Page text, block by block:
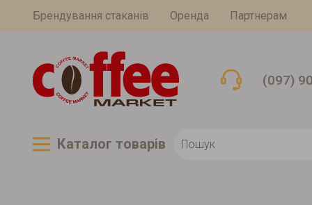
Брендування стаканів Оренда Партнерам
(097)
Каталог товарiв